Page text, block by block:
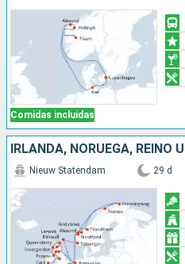
Comidas incluidas
Nieuw Statendam 29 d